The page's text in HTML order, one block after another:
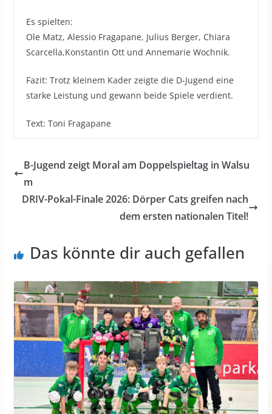
Es spielten:
Ole Matz, Alessio Fragapane, Julius Berger, Chiara
Scarcella,Konstantin Ott und Annemarie Wochnik.
Fazit: Trotz kleinem Kader zeigte die D-Jugend eine
starke Leistung und gewann beide Spiele verdient.
Text: Toni Fragapane
B-Jugend zeigt Moral am Doppelspieltag in Walsu
m
DRIV-Pokal-Finale 2026: Dörper Cats greifen nach
dem ersten nationalen Titel!
Das könnte dir auch gefallen